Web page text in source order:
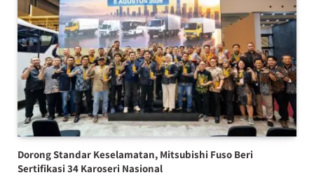
Dorong Standar Keselamatan, Mitsubishi Fuso Beri
Sertifikasi 34 Karoseri Nasional